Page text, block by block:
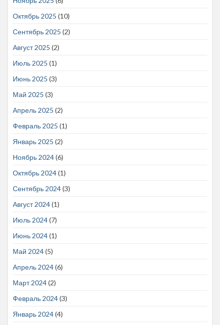
Октябрь 2025 (10)
Сентябрь 2025 (2)
Август 2025 (2)
Июль 2025 (1)
Июнь 2025 (3)
Май 2025 (3)
Апрель 2025 (2)
Февраль 2025 (1)
Январь 2025 (2)
Ноябрь 2024(6)
Октябрь 2024(1)
Сентябрь 2024(3)
Август 2024(1)
Июль 2024(7)
Июнь 2024(1)
Май 2024(5)
Апрель 2024(6)
Март 2024(2)
Февраль 2024(3)
Январь 2024(4)